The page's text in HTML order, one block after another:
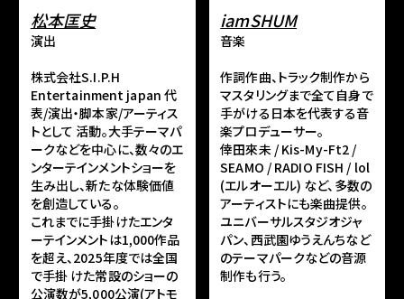
松本匡史
演出
株式会社S.I.P.H
Entertainment japan 代
表/演出・脚本家/アーティス
トとして 活動。大手テーマパ
ークなどを中心に、数々のエ
ンターテインメントショーを
生み出し、新たな体験価値
を創造している。
これまでに手掛けたエンタ
ーテインメントは1,000作品
を超え、2025年度では全国
で手掛 けた常設のショーの
公演数が5,000公演(アトモ
iamSHUM
音楽
作詞作曲、トラック制作から
マスタリングまで全て自身で
手がける日本を代表する音
楽プロデューサー。
倖田來未 / Kis-My-Ft2 /
SEAMO / RADIO FISH / lol
(エルオーエル) など、多数の
アーティストにも楽曲提供。
ユニバーサルスタジオジャ
パン、西武園ゆうえんちなど
のテーマパークなどの音源
制作も行う。